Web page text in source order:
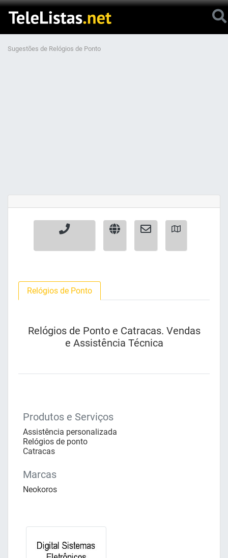
Sugestões de Relógios de Ponto
Relógios de Ponto
Relógios de Ponto e Catracas. Vendas
e Assistência Técnica
Produtos e Serviços
Assistência personalizada
Relógios de ponto
Catracas
Marcas
Neokoros